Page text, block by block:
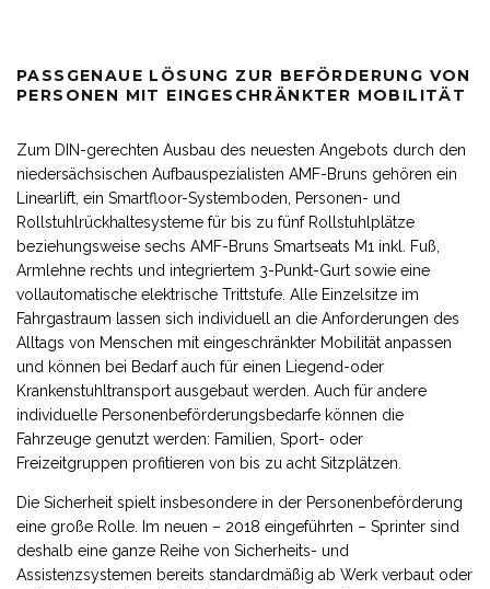
PASSGENAUE LÖSUNG ZUR BEFÖRDERUNG VON
PERSONEN MIT EINGESCHRÄNKTER MOBILITÄT
Zum DIN-gerechten Ausbau des neuesten Angebots durch den
niedersächsischen Aufbauspezialisten AMF-Bruns gehören ein
Linearlift, ein Smartfloor-Systemboden, Personen- und
Rollstuhlrückhaltesysteme für bis zu fünf Rollstuhlplätze
beziehungsweise sechs AMF-Bruns Smartseats M1 inkl. Fuß,
Armlehne rechts und integriertem 3-Punkt-Gurt sowie eine
vollautomatische elektrische Trittstufe. Alle Einzelsitze im
Fahrgastraum lassen sich individuell an die Anforderungen des
Alltags von Menschen mit eingeschränkter Mobilität anpassen
und können bei Bedarf auch für einen Liegend-oder
Krankenstuhltransport ausgebaut werden. Auch für andere
individuelle Personenbeförderungsbedarfe können die
Fahrzeuge genutzt werden: Familien, Sport- oder
Freizeitgruppen profitieren von bis zu acht Sitzplätzen.
Die Sicherheit spielt insbesondere in der Personenbeförderung
eine große Rolle. Im neuen – 2018 eingeführten – Sprinter sind
deshalb eine ganze Reihe von Sicherheits- und
Assistenzsystemen bereits standardmäßig ab Werk verbaut oder